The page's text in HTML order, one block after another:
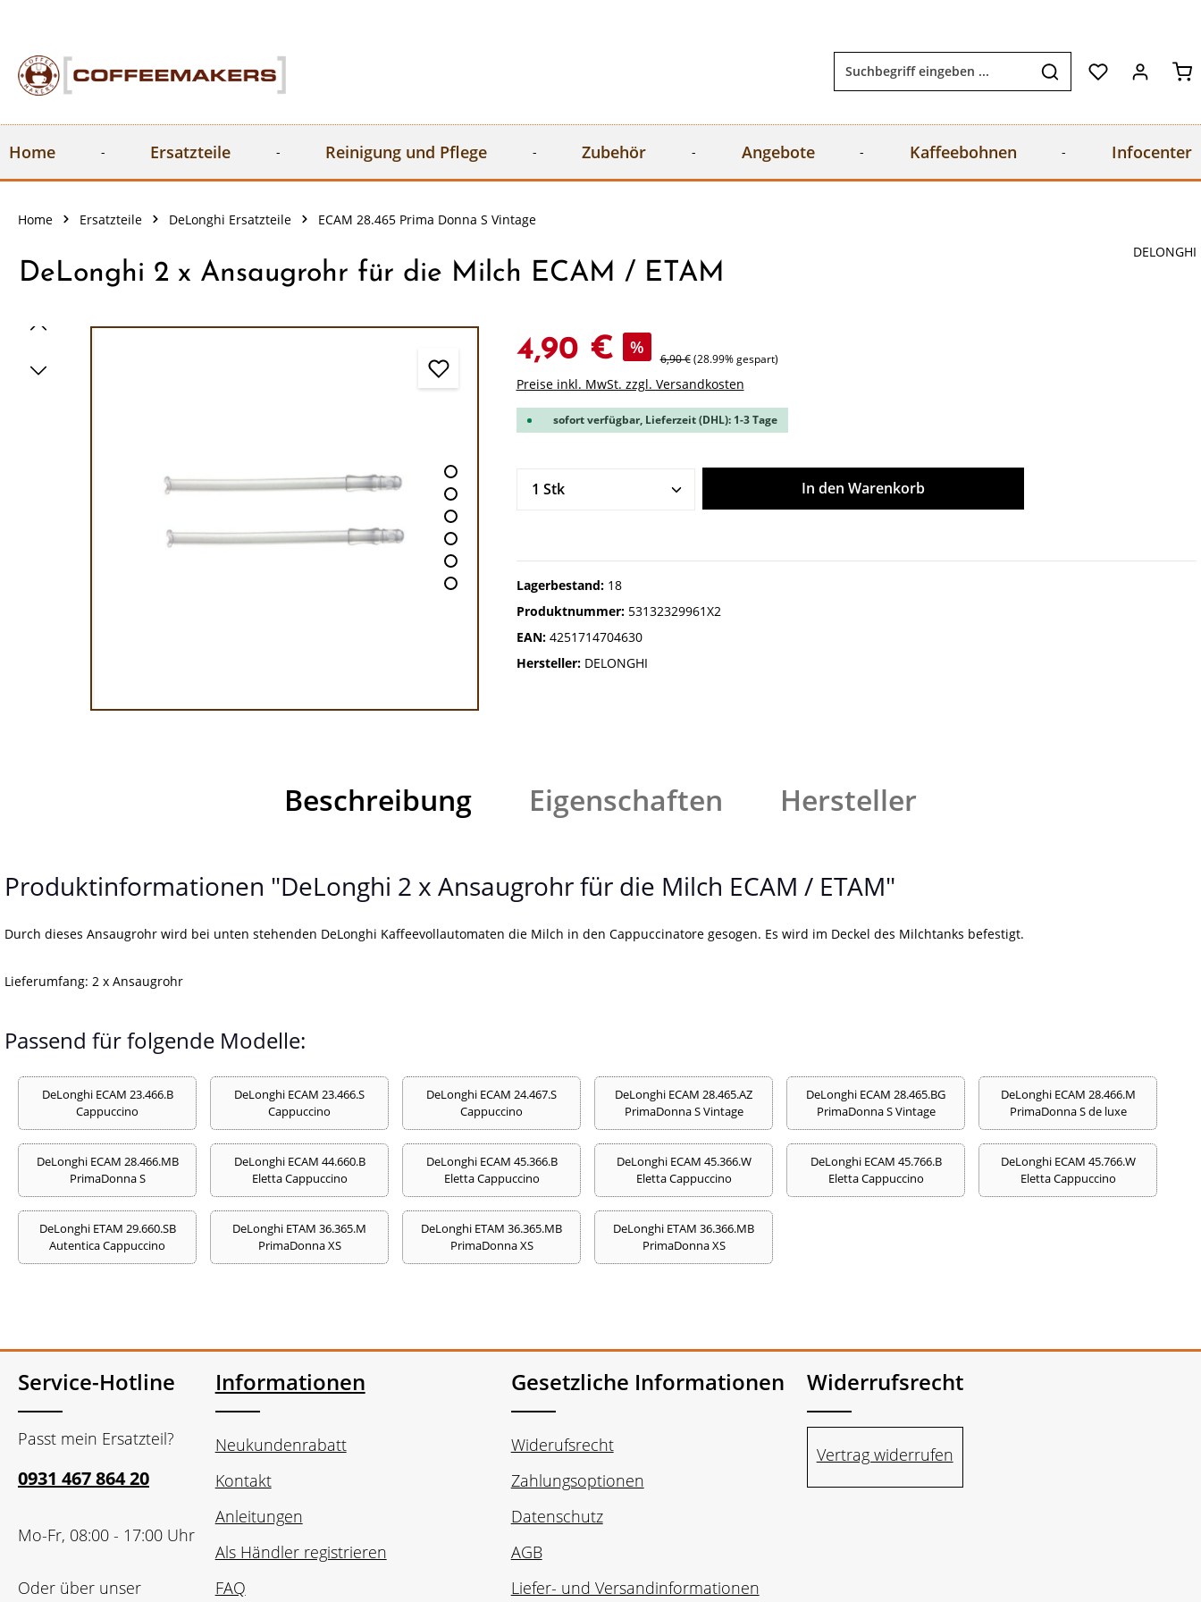
Home Ersatzteile Reinigung und Pflege Zubehör Angebote Kaffeebohnen Infocenter
Home Ersatzteile DeLonghi Ersatzteile ECAM 28.465 Prima Donna S Vintage
DeLonghi 2 x Ansaugrohr für die Milch ECAM / ETAM
DELONGHI
Bildergalerie überspringen 4,90 € %
6,90 € (28.99% gespart)
Preise inkl. MwSt. zzgl. Versandkosten
sofort verfügbar, Lieferzeit (DHL): 1-3 Tage
Produkt Anzahl: Gib den gewünschten Wert ein oder benutze die
In den Warenkorb
Lagerbestand: 18
Produktnummer: 53132329961X2
EAN: 4251714704630
Hersteller: DELONGHI
Beschreibung Eigenschaften Hersteller
Produktinformationen "DeLonghi 2 x Ansaugrohr für die Milch ECAM / ETAM"
Durch dieses Ansaugrohr wird bei unten stehenden DeLonghi Kaffeevollautomaten die Milch in den Cappuccinatore gesogen. Es wird im Deckel des Milchtanks befestigt.
Lieferumfang: 2 x Ansaugrohr
Passend für folgende Modelle:
DeLonghi ECAM 23.466.B
Cappuccino
DeLonghi ECAM 23.466.S
Cappuccino
DeLonghi ECAM 24.467.S
Cappuccino
DeLonghi ECAM 28.465.AZ
PrimaDonna S Vintage
DeLonghi ECAM 28.465.BG
PrimaDonna S Vintage
DeLonghi ECAM 28.466.M
PrimaDonna S de luxe
DeLonghi ECAM 28.466.MB
PrimaDonna S
DeLonghi ECAM 44.660.B
Eletta Cappuccino
DeLonghi ECAM 45.366.B
Eletta Cappuccino
DeLonghi ECAM 45.366.W
Eletta Cappuccino
DeLonghi ECAM 45.766.B
Eletta Cappuccino
DeLonghi ECAM 45.766.W
Eletta Cappuccino
DeLonghi ETAM 29.660.SB
Autentica Cappuccino
DeLonghi ETAM 36.365.M
PrimaDonna XS
DeLonghi ETAM 36.365.MB
PrimaDonna XS
DeLonghi ETAM 36.366.MB
PrimaDonna XS
Service-Hotline
Passt mein Ersatzteil?
0931 467 864 20
Mo-Fr, 08:00 - 17:00 Uhr
Oder über unser
Informationen
Neukundenrabatt
Kontakt
Anleitungen
Als Händler registrieren
FAQ
Gesetzliche Informationen
Widerufsrecht
Zahlungsoptionen
Datenschutz
AGB
Liefer- und Versandinformationen
Widerrufsrecht
Vertrag widerrufen